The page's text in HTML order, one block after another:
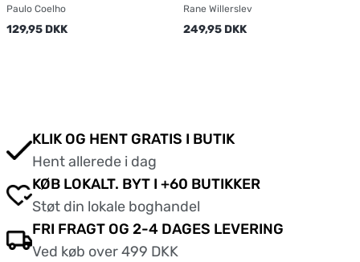
Paulo Coelho
129,95 DKK
Rane Willerslev
249,95 DKK
KLIK OG HENT GRATIS I BUTIK
Hent allerede i dag
KØB LOKALT. BYT I +60 BUTIKKER
Støt din lokale boghandel
FRI FRAGT OG 2-4 DAGES LEVERING
Ved køb over 499 DKK